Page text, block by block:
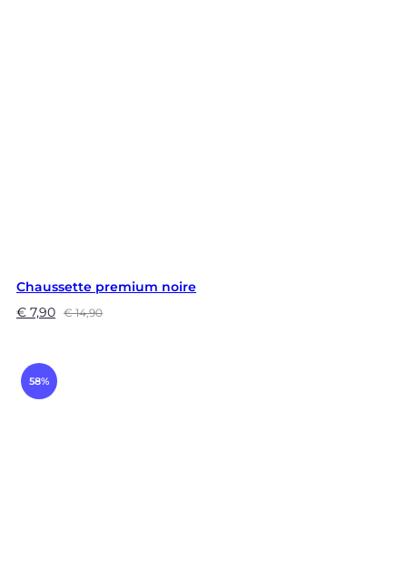
Chaussette premium noire
€ 7,90 €14,90
58%